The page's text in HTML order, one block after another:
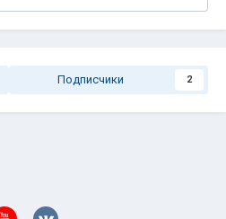
Подписчики 2